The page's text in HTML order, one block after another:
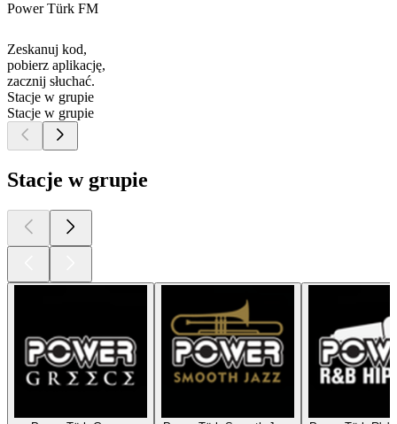
Power Türk FM
Zeskanuj kod,
pobierz aplikację,
zacznij słuchać.
Stacje w grupie
Stacje w grupie
Stacje w grupie